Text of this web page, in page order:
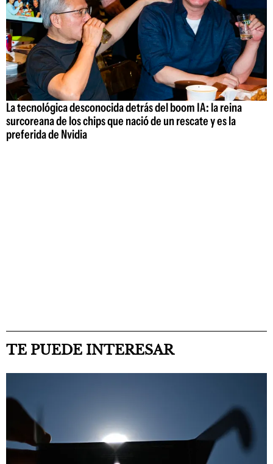
La tecnológica desconocida detrás del boom IA: la reina
surcoreana de los chips que nació de un rescate y es la
preferida de Nvidia
TE PUEDE INTERESAR